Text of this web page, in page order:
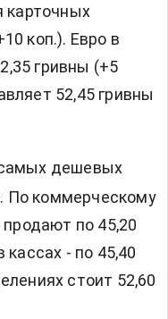
карточных
коп.). Евро в
гривны (+5
52,45 гривны
дешевых
По коммерческому
по 45,20
кассах - по 45,40
стоит 52,60